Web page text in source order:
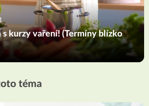
s kurzy vaření! (Termíny blízko
téma